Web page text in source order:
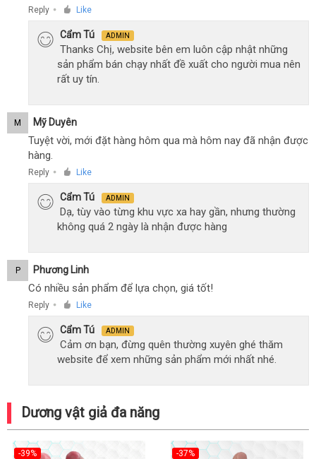
Reply ● Like
Cẩm Tú ADMIN
Thanks Chị, website bên em luôn cập nhật những
sản phẩm bán chạy nhất đề xuất cho người mua nên
rất uy tín.
M Mỹ Duyên
Tuyệt vời, mới đặt hàng hôm qua mà hôm nay đã nhận được
hàng.
Reply ● Like
Cẩm Tú ADMIN
Dạ, tùy vào từng khu vực xa hay gần, nhưng thường
không quá 2 ngày là nhận được hàng
P Phương Linh
Có nhiều sản phẩm để lựa chọn, giá tốt!
Reply ● Like
Cẩm Tú ADMIN
Cảm ơn bạn, đừng quên thường xuyên ghé thăm
website để xem những sản phẩm mới nhất nhé.
Dương vật giả đa năng
-39% -37%